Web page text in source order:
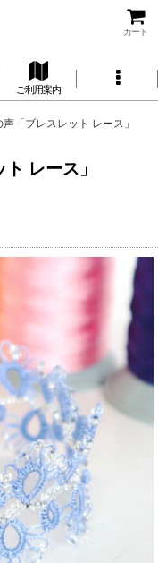
カート
ご利用案内
「ブレスレット レース」
レース」